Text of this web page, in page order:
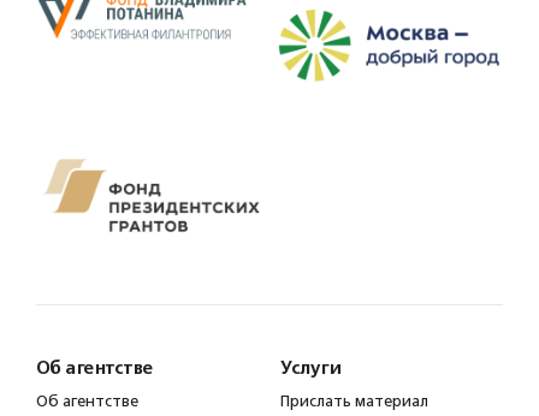
Об агентстве
Об агентстве
Услуги
Прислать материал